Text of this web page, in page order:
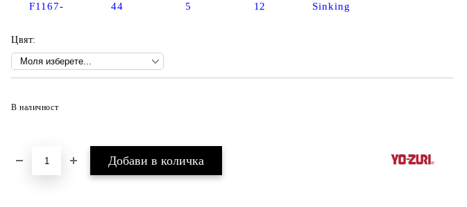
F1167-
44 5 12 Sinking
Цвят:
В наличност